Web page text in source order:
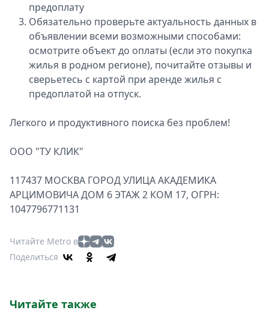
предоплату
Обязательно проверьте актуальность данных в
объявлении всеми возможными способами:
осмотрите объект до оплаты (если это покупка
жилья в родном регионе), почитайте отзывы и
сверьетесь с картой при аренде жилья с
предоплатой на отпуск.
Легкого и продуктивного поиска без проблем!
ООО "ТУ КЛИК"
117437 МОСКВА ГОРОД УЛИЦА АКАДЕМИКА
АРЦИМОВИЧА ДОМ 6 ЭТАЖ 2 КОМ 17, ОГРН:
1047796771131
Читайте Metro в
Поделиться
Читайте также